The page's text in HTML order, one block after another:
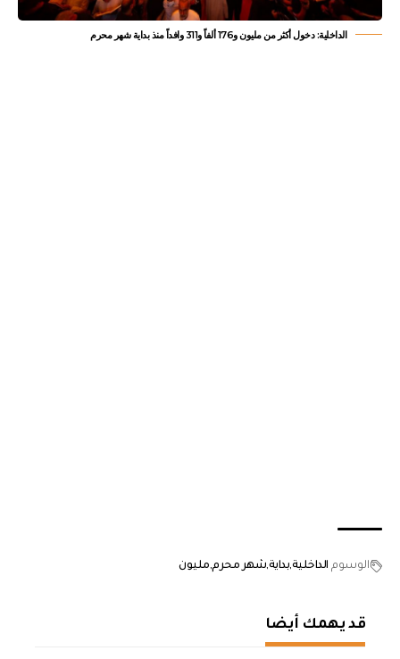
الداخلية: دخول أكثر من مليون و176 ألفاً و311 وافداً منذ بداية شهر محرم
الوسوم الداخليةبدايةشهر محرم مليون
قد يهمك أيضا